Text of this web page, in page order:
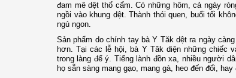
đam mê dệt thổ cẩm. Có những hôm, cả ngày
ngồi vào khung dệt. Thành thói quen, buổi tối
ngủ ngon.
Sản phẩm do chính tay bà Y Tăk dệt ra ngày
hơn. Tại các lễ hội, bà Y Tăk diện những chiếc
trong làng để ý. Tiếng lành đồn xa, nhiều người
họ sẵn sàng mang gạo, mang gà, heo đến đổi,